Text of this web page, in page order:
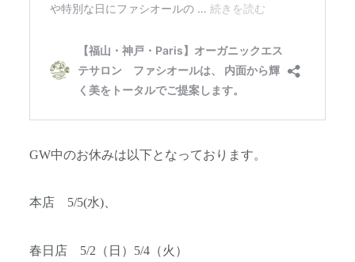
GW中のお休みは以下となっております。
本店 5/5(水)、
春日店 5/2（日）5/4（火）